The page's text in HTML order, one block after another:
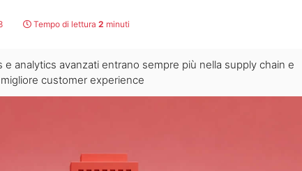
Tempo di lettura 2 minuti
analytics avanzati entrano sempre più nella supply chain e
customer experience